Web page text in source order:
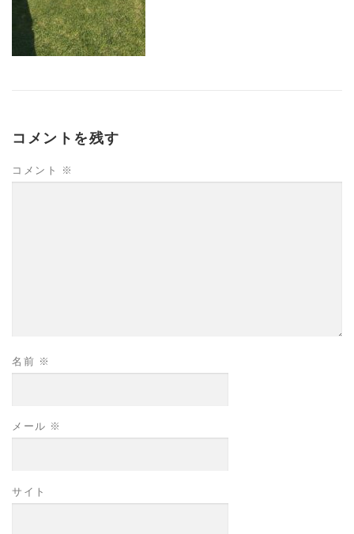
コメントを残す
コメント ※
名前 ※
メール ※
サイト